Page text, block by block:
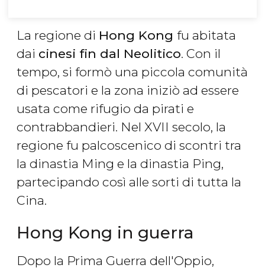
La regione di Hong Kong fu abitata
dai cinesi fin dal Neolitico. Con il
tempo, si formò una piccola comunità
di pescatori e la zona iniziò ad essere
usata come rifugio da pirati e
contrabbandieri. Nel XVII secolo, la
regione fu palcoscenico di scontri tra
la dinastia Ming e la dinastia Ping,
partecipando così alle sorti di tutta la
Cina.
Hong Kong in guerra
Dopo la Prima Guerra dell'Oppio,